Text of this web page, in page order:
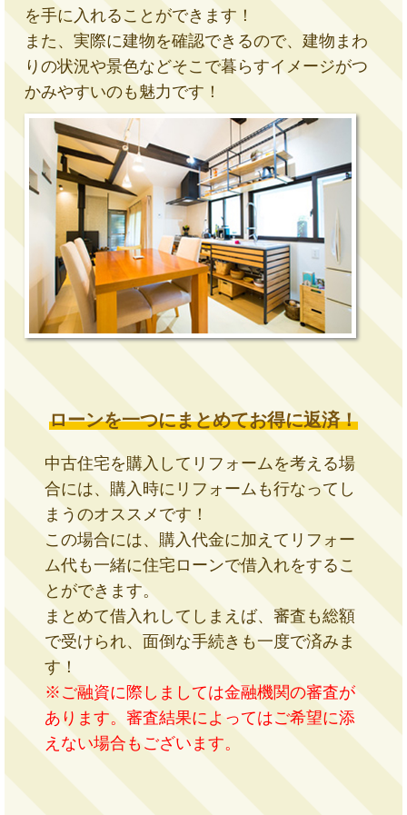
を手に入れることができます！
また、実際に建物を確認できるので、建物まわ
りの状況や景色などそこで暮らすイメージがつ
かみやすいのも魅力です！​
ローンを一つにまとめてお得に返済！
中古住宅を購入してリフォームを考える場
合には、購入時にリフォームも行なってし
まうのオススメです！
この場合には、購入代金に加えてリフォー
ム代も一緒に住宅ローンで借入れをするこ
とができます。
まとめて借入れしてしまえば、審査も総額
で受けられ、面倒な手続きも一度で済みま
す！
※ご融資に際しましては金融機関の審査が
あります。審査結果によってはご希望に添
えない場合もございます。